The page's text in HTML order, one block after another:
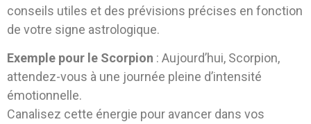
conseils utiles et des prévisions précises en fonction
de votre signe astrologique.
Exemple pour le Scorpion : Aujourd’hui, Scorpion,
attendez-vous à une journée pleine d’intensité
émotionnelle.
Canalisez cette énergie pour avancer dans vos